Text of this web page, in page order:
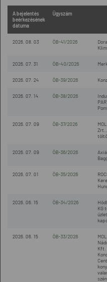
A bejelentés
beérkezésének
dátuma
Ügyszám
2026. 08. 03 ÖB-41/2026
2026. 07. 31 ÖB-40/2026
2026. 07. 24 ÖB-39/2026
2026. 07. 14 ÖB-38/2026
2026. 07. 09 ÖB-37/2026
2026. 07. 09 ÖB-36/2026
2026. 07. 01 ÖB-35/2026
2026. 06. 15 ÖB-34/2026
KG
2026. 06. 15 ÖB-33/2026
Kft.